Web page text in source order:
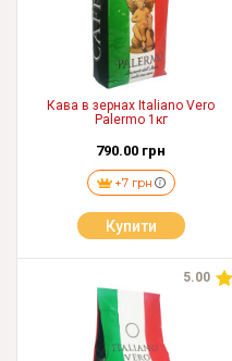
Кава в зернах Italiano Vero
Palermo 1кг
790.00 грн
+7 грн
Купити
5.00